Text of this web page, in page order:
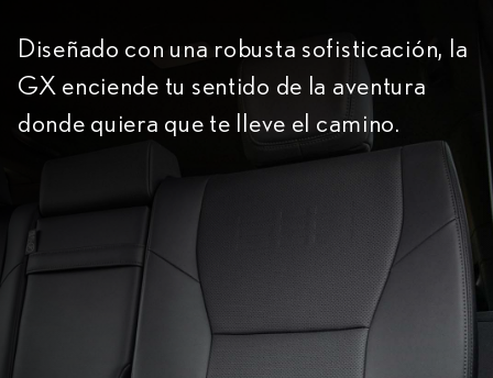
Diseñado con una robusta sofisticación, la
GX enciende tu sentido de la aventura
donde quiera que te lleve el camino.